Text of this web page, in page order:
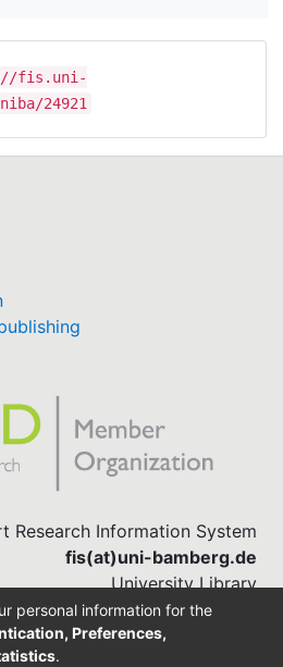
fis.uni-
24921
Research Information System
fis(at)uni-bamberg.de
University Library
(0951) 863-1568
personal information for the
Preferences,
.